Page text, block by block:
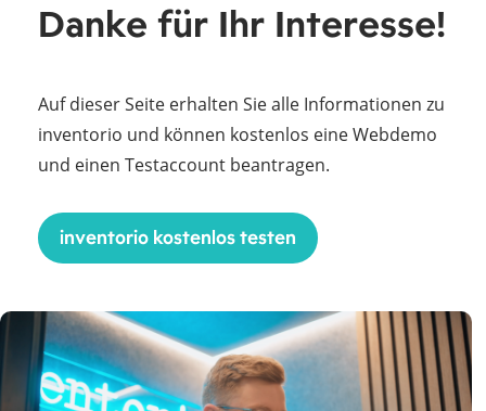
Danke für Ihr Interesse!
Auf dieser Seite erhalten Sie alle Informationen zu
inventorio und können kostenlos eine Webdemo
und einen Testaccount beantragen.
inventorio kostenlos testen